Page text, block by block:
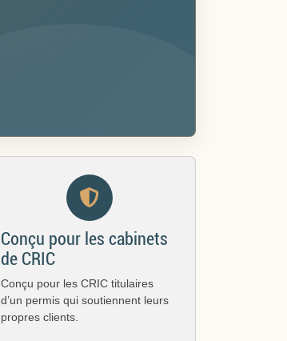
Conçu pour les cabinets
de CRIC
Conçu pour les CRIC titulaires
d’un permis qui soutiennent leurs
propres clients.